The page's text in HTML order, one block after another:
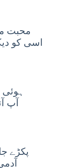
محبت
اسی کو
ہوئی
آپ
پکڑے